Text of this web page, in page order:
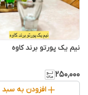
نیم یک پورتو برند کاوه
۲۵۰٬۰۰۰
افزودن به سبد